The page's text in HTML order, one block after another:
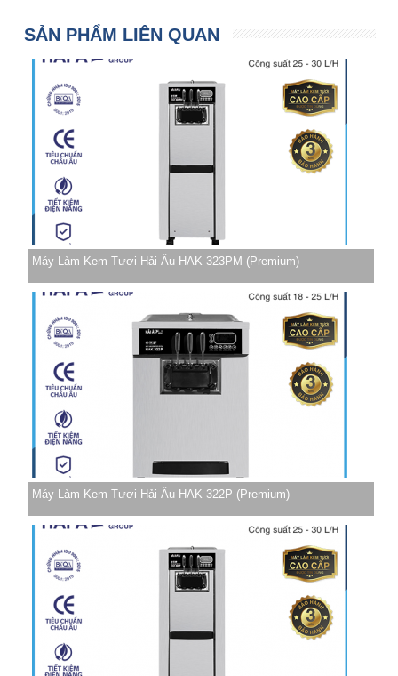
SẢN PHẨM LIÊN QUAN
Máy Làm Kem Tươi Hải Âu HAK 323PM (Premium)
Máy Làm Kem Tươi Hải Âu HAK 322P (Premium)